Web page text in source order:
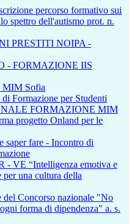
percorso formativo sui
spettro dell'autismo prot. n.
PRESTITI NOIPA -
- FORMAZIONE IIS
MIM Sofia
Formazione per Studenti
FORMAZIONE MIM
progetto Onland per le
saper fare - Incontro di
- VE “Intelligenza emotiva e
per una cultura della
del Concorso nazionale "No
forma di dipendenza" a. s.